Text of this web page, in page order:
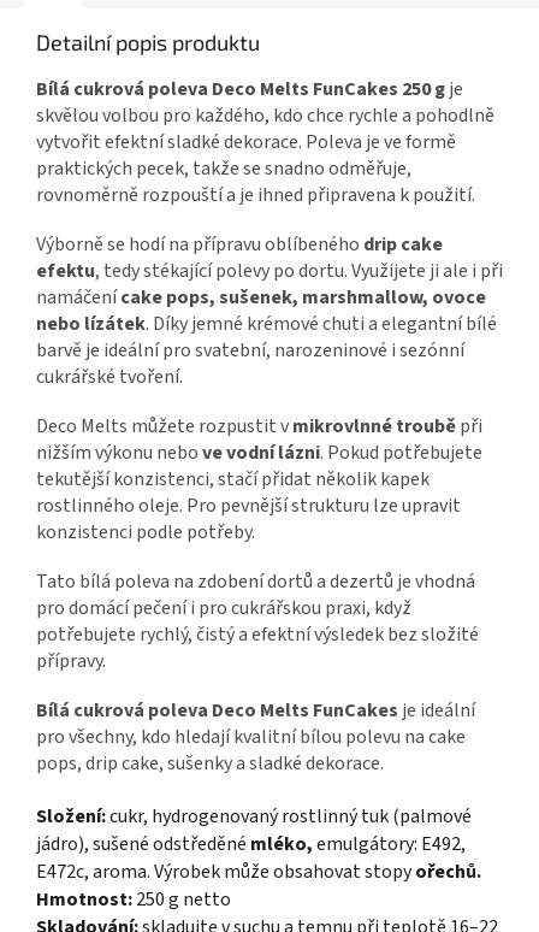
Detailní popis produktu
Bílá cukrová poleva Deco Melts FunCakes 250 gje
skvělou volbou pro každého, kdo chce rychle a pohodlně
vytvořit efektní sladké dekorace. Poleva je ve formě
praktických pecek, takže se snadno odměřuje,
rovnoměrně rozpouští a je ihned připravena k použití.
Výborně se hodí na přípravu oblíbeného drip cake
efektu, tedy stékající polevy po dortu. Využijete ji ale i při
namáčenícake pops, sušenek, marshmallow, ovoce
nebo lízátek. Díky jemné krémové chuti a elegantní bílé
barvě je ideální pro svatební, narozeninové i sezónní
cukrářské tvoření.
Deco Melts můžete rozpustit vmikrovlnné trouběpři
nižším výkonu nebove vodní lázni. Pokud potřebujete
tekutější konzistenci, stačí přidat několik kapek
rostlinného oleje. Pro pevnější strukturu lze upravit
konzistenci podle potřeby.
Tato bílá poleva na zdobení dortů a dezertů je vhodná
pro domácí pečení i pro cukrářskou praxi, když
potřebujete rychlý, čistý a efektní výsledek bez složité
přípravy.
Bílá cukrová poleva Deco Melts FunCakes je ideální
pro všechny, kdo hledají kvalitní bílou polevu na cake
pops, drip cake, sušenky a sladké dekorace.
Složení:cukr, hydrogenovaný rostlinný tuk (palmové
jádro), sušené odstředěné mléko,emulgátory: E492,
E472c, aroma. Výrobek může obsahovat stopyořechů.
Hmotnost:250 g netto
Skladování:skladujte v suchu a temnu při teplotě 16–22